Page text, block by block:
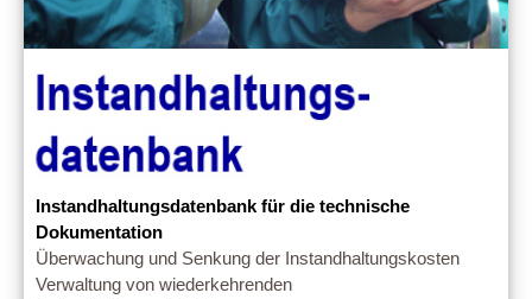
Instandhaltungsdatenbank für die technische
Dokumentation
Überwachung und Senkung der Instandhaltungskosten
Verwaltung von wiederkehrenden